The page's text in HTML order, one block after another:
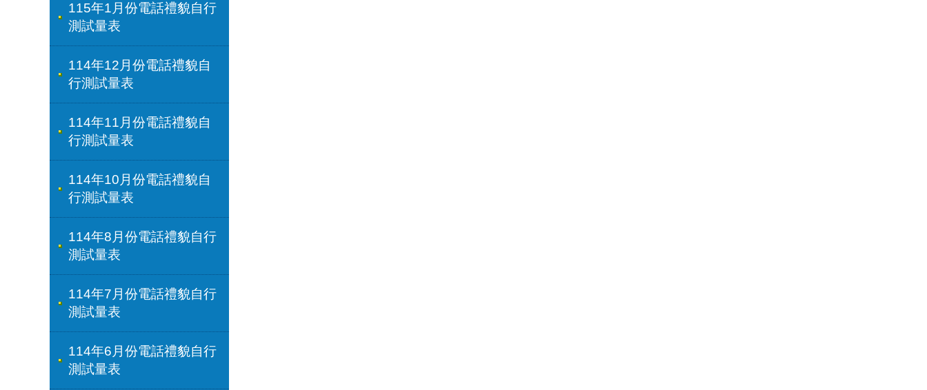
115年1月份電話禮貌自行
測試量表
114年12月份電話禮貌自
行測試量表
114年11月份電話禮貌自
行測試量表
114年10月份電話禮貌自
行測試量表
114年8月份電話禮貌自行
測試量表
114年7月份電話禮貌自行
測試量表
114年6月份電話禮貌自行
測試量表